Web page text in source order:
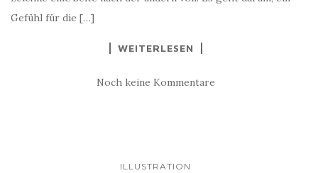
Gefühl für die […]
WEITERLESEN
Noch keine Kommentare
ILLUSTRATION